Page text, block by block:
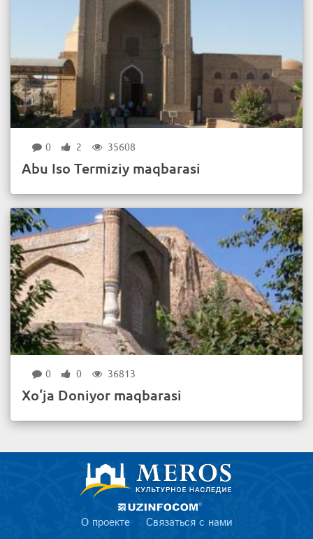
0 2 35608
Abu Iso Termiziy maqbarasi
0 0 36813
Xo‘ja Doniyor maqbarasi
О проекте Связаться с нами